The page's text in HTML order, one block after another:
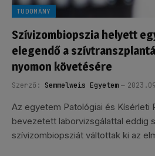
TUDOMÁNY
Szívizombiopszia helyett
elegendő a
nyomon követésére
Szerző: Semmelweis Egyetem
Az egyetem Patológiai és Kísérleti
bevezetett laborvizsgálattal eddig
szívizombiopsziát váltottak ki az